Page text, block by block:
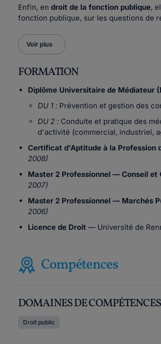
Enfin, en droit de la fonction publique,
fonction publique, sur les questions de
Voir plus
FORMATION
Diplôme Universitaire de Médiateur
DU 1 : Prévention et gestion des
DU 2 : Conduite et pratique des
d'activité (commercial, industriel,
Certificat d'Aptitude à la Profession
2008)
Master 2 Professionnel — Conseil et
2007)
Master 2 Professionnel — Marchés
2006)
Licence de Droit — Université de
Compétences
DOMAINES DE COMPÉTENCES
Droit public